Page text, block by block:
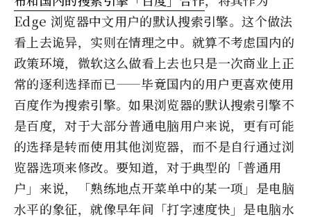
Edge 浏览器中文用户的默认搜索引擎。这个做法
看上去诡异，实则在情理之中。就算不考虑国内的
政策环境，微软这么做看上去也只是一次商业上正
常的逐利选择而已——毕竟国内的用户更喜欢使用
百度作为搜索引擎。如果浏览器的默认搜索引擎不
是百度，对于大部分普通电脑用户来说，更有可能
的选择是转而使用其他浏览器，而不是自行通过浏
览器选项来修改。要知道，对于典型的「普通用
户」来说，「熟练地点开菜单中的某一项」是电脑
水平的象征，就像早年间「打字速度快」是电脑水